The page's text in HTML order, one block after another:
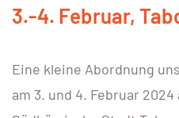
3.-4. Februar,
Eine kleine Abordnung
am 3. und 4. Februar